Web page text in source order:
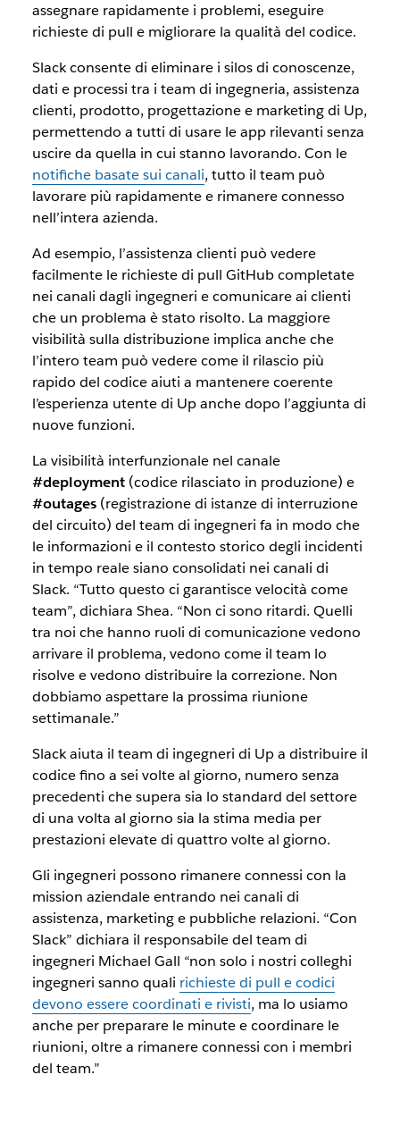
assegnare rapidamente i problemi, eseguire
richieste di pull e migliorare la qualità del codice.
Slack consente di eliminare i silos di conoscenze,
dati e processi tra i team di ingegneria, assistenza
clienti, prodotto, progettazione e marketing di Up,
permettendo a tutti di usare le app rilevanti senza
uscire da quella in cui stanno lavorando. Con le
notifiche basate sui canali, tutto il team può
lavorare più rapidamente e rimanere connesso
nell’intera azienda.
Ad esempio, l’assistenza clienti può vedere
facilmente le richieste di pull GitHub completate
nei canali dagli ingegneri e comunicare ai clienti
che un problema è stato risolto. La maggiore
visibilità sulla distribuzione implica anche che
l’intero team può vedere come il rilascio più
rapido del codice aiuti a mantenere coerente
l’esperienza utente di Up anche dopo l’aggiunta di
nuove funzioni.
La visibilità interfunzionale nel canale
#deployment(codice rilasciato in produzione) e
#outages(registrazione di istanze di interruzione
del circuito) del team di ingegneri fa in modo che
le informazioni e il contesto storico degli incidenti
in tempo reale siano consolidati nei canali di
Slack. “Tutto questo ci garantisce velocità come
team”, dichiara Shea. “Non ci sono ritardi. Quelli
tra noi che hanno ruoli di comunicazione vedono
arrivare il problema, vedono come il team lo
risolve e vedono distribuire la correzione. Non
dobbiamo aspettare la prossima riunione
settimanale.”
Slack aiuta il team di ingegneri di Up a distribuire il
codice fino a sei volte al giorno, numero senza
precedenti che supera sia lo standard del settore
di una volta al giorno sia la stima media per
prestazioni elevate di quattro volte al giorno.
Gli ingegneri possono rimanere connessi con la
mission aziendale entrando nei canali di
assistenza, marketing e pubbliche relazioni. “Con
Slack” dichiara il responsabile del team di
ingegneri Michael Gall “non solo i nostri colleghi
ingegneri sanno quali richieste di pull e codici
devono essere coordinati e rivisti, ma lo usiamo
anche per preparare le minute e coordinare le
riunioni, oltre a rimanere connessi con i membri
del team.”